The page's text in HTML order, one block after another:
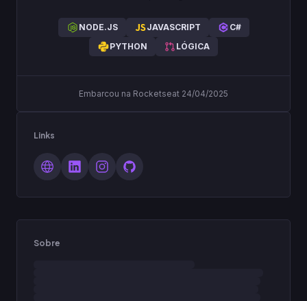
NODE.JS JAVASCRIPT
C#
PYTHON
LÓGICA
Embarcou na Rocketseat 24/04/2025
Links
Sobre